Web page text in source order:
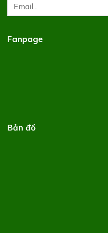
Fanpage
Bản đồ